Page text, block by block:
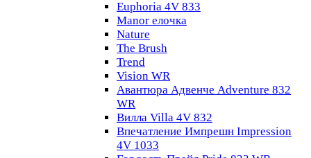
Euphoria 4V 833
Manor елочка
Nature
The Brush
Trend
Vision WR
Авантюра Адвенче Adventure 832
WR
Вилла Villa 4V 832
Впечатление Импрешн Impression
4V 1033